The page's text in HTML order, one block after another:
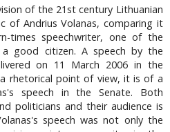
of the 21st century Lithuanian
of Andrius Volanas, comparing it
times speechwriter, one of the
a good citizen. A speech by the
on 11 March 2006 in the
rhetorical point of view, it is of a
speech in the Senate. Both
politicians and their audience is
speech was not only the